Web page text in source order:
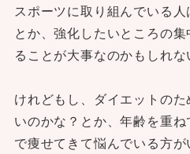
スポーツに取り組んでいる
とか、強化したいところの
ることが大事なのかもしれな
けれどもし、ダイエットの
いのかな？とか、年齢を重
で痩せてきて悩んでいる方